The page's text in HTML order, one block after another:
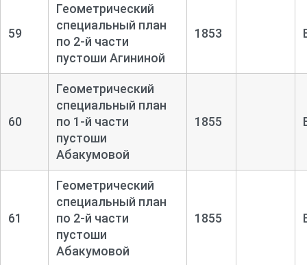
59
Геометрический
специальный план
по 2-й части
пустоши Агининой
1853
60
Геометрический
специальный план
по 1-й части
пустоши
Абакумовой
1855
61
Геометрический
специальный план
по 2-й части
пустоши
Абакумовой
1855